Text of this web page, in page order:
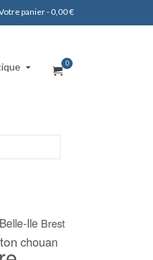
panier- 0,00€
0
Belle-Ile Brest
chouan